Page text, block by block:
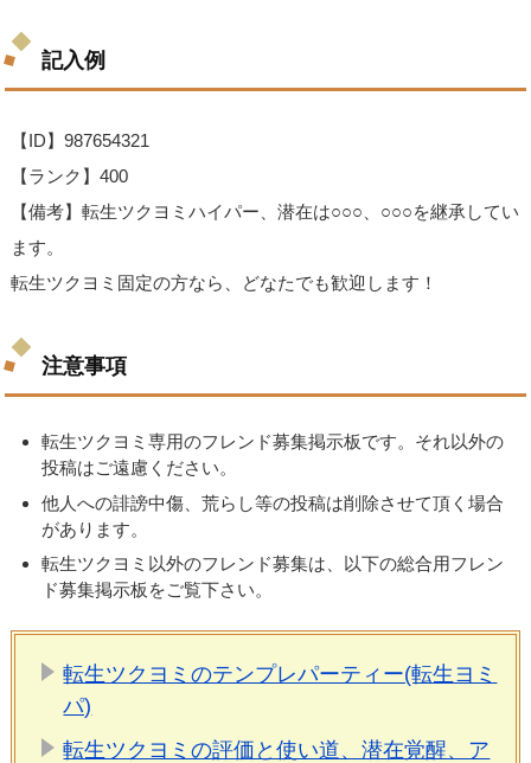
記入例
【ID】987654321
【ランク】400
【備考】転生ツクヨミハイパー、潜在は○○○、○○○を継承してい
ます。
転生ツクヨミ固定の方なら、どなたでも歓迎します！
注意事項
転生ツクヨミ専用のフレンド募集掲示板です。それ以外の
投稿はご遠慮ください。
他人への誹謗中傷、荒らし等の投稿は削除させて頂く場合
があります。
転生ツクヨミ以外のフレンド募集は、以下の総合用フレン
ド募集掲示板をご覧下さい。
転生ツクヨミのテンプレパーティー(転生ヨミ
パ)
転生ツクヨミの評価と使い道、潜在覚醒、ア